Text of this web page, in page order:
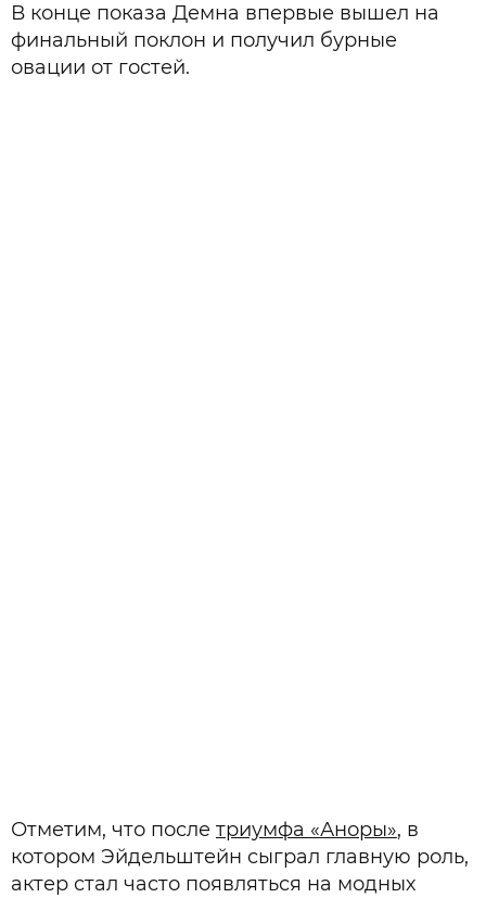
В конце показа Демна впервые вышел на
финальный поклон и получил бурные
овации от гостей.
Отметим, что после триумфа «Аноры», в
котором Эйдельштейн сыграл главную роль,
актер стал часто появляться на модных